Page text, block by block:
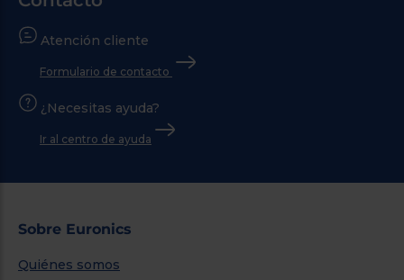
Atención cliente
Formulario de contacto
¿Necesitas ayuda?
Ir al centro de ayuda
Sobre Euronics
Quiénes somos